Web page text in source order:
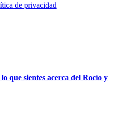
de privacidad
que sientes acerca del Rocío y